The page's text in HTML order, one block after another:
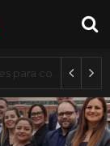
Axis Communications y Guatemala crean una ciudad inteligente